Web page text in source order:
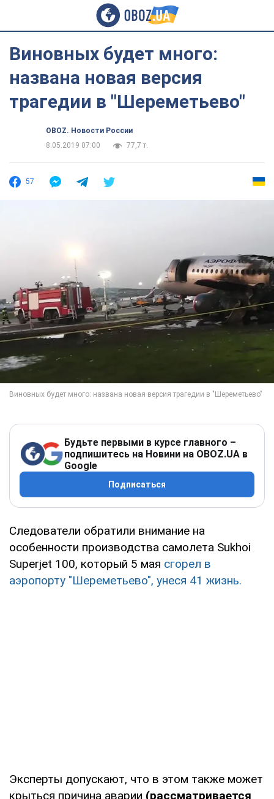
Виновных будет много:
названа новая версия
трагедии в "Шереметьево"
OBOZ. Новости России
8.05.2019 07:00
77,7 т.
57
Будьте первыми в курсе главного –
подпишитесь на Новини на OBOZ.UA в
Google
Подписаться
Следователи обратили внимание на
особенности производства самолета Sukhoi
Superjet 100, который 5 мая сгорел в
аэропорту "Шереметьево", унеся 41 жизнь.
Эксперты допускают, что в этом также может
крыться причина аварии (рассматривается